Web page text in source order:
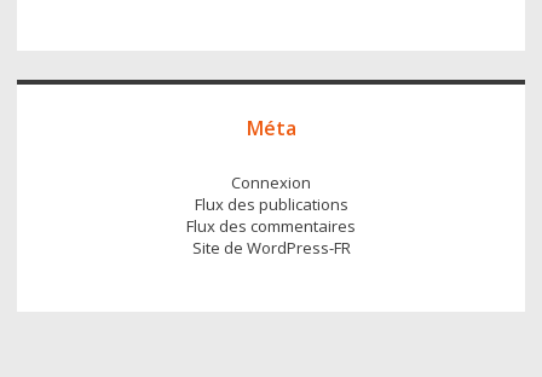
Méta
Connexion
Flux des publications
Flux des commentaires
Site de WordPress-FR